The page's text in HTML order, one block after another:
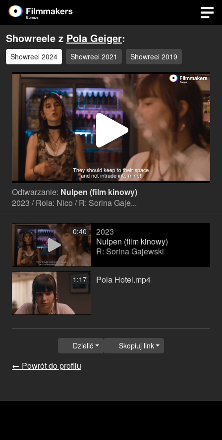
Showreele z Pola Geiger:
Showreel 2024 Showreel 2021 Showreel 2019
wideo
Odtwarzanie: Nulpen (film kinowy)
2023 / Rola: Nico / R: Sorina Gaje...
0:40
2023
Nulpen (film kinowy)
R: Sorina Gajewski
1:17 Pola Hotel.mp4
← Powrót do profilu
Dzielić Skopiuj link